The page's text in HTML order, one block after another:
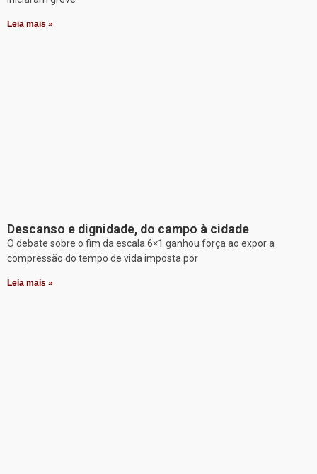
Leia mais »
Descanso e dignidade, do campo à cidade
O debate sobre o fim da escala 6×1 ganhou força ao expor a
compressão do tempo de vida imposta por
Leia mais »